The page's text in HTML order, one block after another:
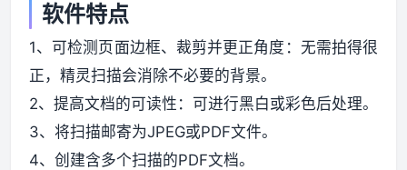
软件特点
1、可检测页面边框、裁剪并更正角度：无需拍得很
正，精灵扫描会消除不必要的背景。
2、提高文档的可读性：可进行黑白或彩色后处理。
3、将扫描邮寄为JPEG或PDF文件。
4、创建含多个扫描的PDF文档。